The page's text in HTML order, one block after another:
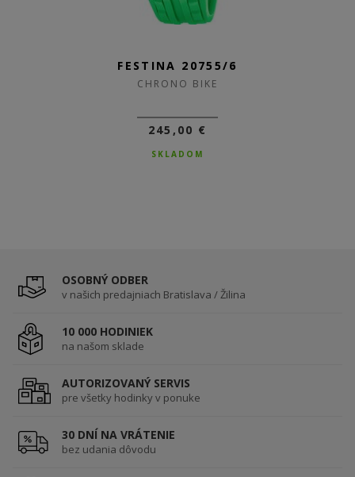
FESTINA 20755/6
CHRONO BIKE
245,00 €
SKLADOM
OSOBNÝ ODBER
v našich predajniach Bratislava / Žilina
10 000 HODINIEK
na našom sklade
AUTORIZOVANÝ SERVIS
pre všetky hodinky v ponuke
30 DNÍ NA VRÁTENIE
bez udania dôvodu